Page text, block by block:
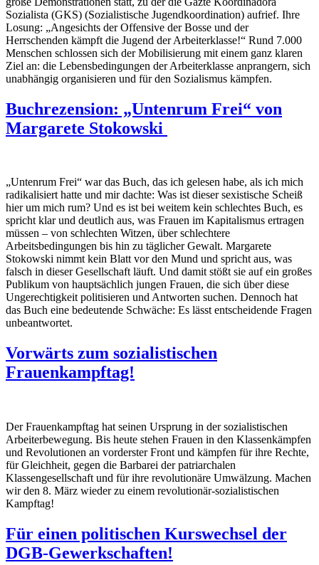
Sozialista (GKS) (Sozialistische Jugendkoordination) aufrief. Ihre
Losung: „Angesichts der Offensive der Bosse und der
Herrschenden kämpft die Jugend der Arbeiterklasse!“ Rund 7.000
Menschen schlossen sich der Mobilisierung mit einem ganz klaren
Ziel an: die Lebensbedingungen der Arbeiterklasse anprangern, sich
unabhängig organisieren und für den Sozialismus kämpfen.
Buchrezension: „Untenrum Frei“ von
Margarete Stokowski
„Untenrum Frei“ war das Buch, das ich gelesen habe, als ich mich
radikalisiert hatte und mir dachte: Was ist dieser sexistische Scheiß
hier um mich rum? Und es ist bei weitem kein schlechtes Buch, es
spricht klar und deutlich aus, was Frauen im Kapitalismus ertragen
müssen – von schlechten Witzen, über schlechtere
Arbeitsbedingungen bis hin zu täglicher Gewalt. Margarete
Stokowski nimmt kein Blatt vor den Mund und spricht aus, was
falsch in dieser Gesellschaft läuft. Und damit stößt sie auf ein großes
Publikum von hauptsächlich jungen Frauen, die sich über diese
Ungerechtigkeit politisieren und Antworten suchen. Dennoch hat
das Buch eine bedeutende Schwäche: Es lässt entscheidende Fragen
unbeantwortet.
Vorwärts zum sozialistischen
Frauenkampftag!
Der Frauenkampftag hat seinen Ursprung in der sozialistischen
Arbeiterbewegung. Bis heute stehen Frauen in den Klassenkämpfen
und Revolutionen an vorderster Front und kämpfen für ihre Rechte,
für Gleichheit, gegen die Barbarei der patriarchalen
Klassengesellschaft und für ihre revolutionäre Umwälzung. Machen
wir den 8. März wieder zu einem revolutionär-sozialistischen
Kampftag!
Für einen politischen Kurswechsel der
DGB-Gewerkschaften!